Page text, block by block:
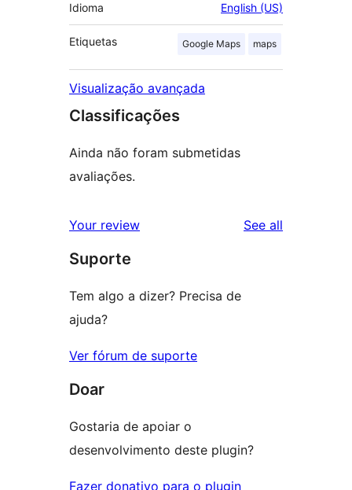
Idioma English (US)
Etiquetas Google Maps maps
Visualização avançada
Classificações
Ainda não foram submetidas
avaliações.
Your review See all
Suporte
Tem algo a dizer? Precisa de
ajuda?
Ver fórum de suporte
Doar
Gostaria de apoiar o
desenvolvimento deste plugin?
Fazer donativo para o plugin